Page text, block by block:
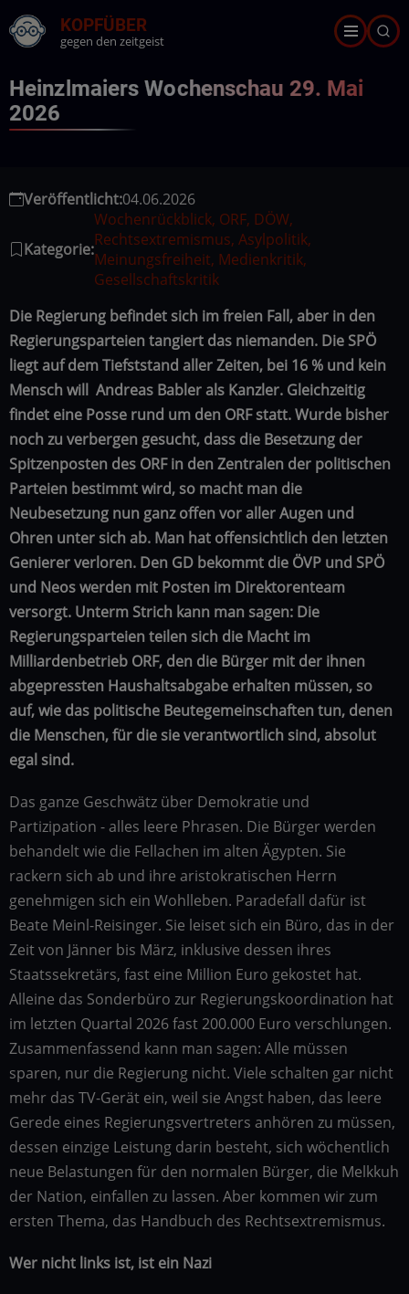
Direkt
zum
KOPFÜBER
gegen den zeitgeist
Heinzlmaiers Wochenschau 29. Mai
2026
Veröffentlicht:04.06.2026
Kategorie:
Wochenrückblick, ORF, DÖW,
Rechtsextremismus, Asylpolitik,
Meinungsfreiheit, Medienkritik,
Gesellschaftskritik
Die Regierung befindet sich im freien Fall, aber in den
Regierungsparteien tangiert das niemanden. Die SPÖ
liegt auf dem Tiefststand aller Zeiten, bei 16 % und kein
Mensch will Andreas Babler als Kanzler. Gleichzeitig
findet eine Posse rund um den ORF statt. Wurde bisher
noch zu verbergen gesucht, dass die Besetzung der
Spitzenposten des ORF in den Zentralen der politischen
Parteien bestimmt wird, so macht man die
Neubesetzung nun ganz offen vor aller Augen und
Ohren unter sich ab. Man hat offensichtlich den letzten
Genierer verloren. Den GD bekommt die ÖVP und SPÖ
und Neos werden mit Posten im Direktorenteam
versorgt. Unterm Strich kann man sagen: Die
Regierungsparteien teilen sich die Macht im
Milliardenbetrieb ORF, den die Bürger mit der ihnen
abgepressten Haushaltsabgabe erhalten müssen, so
auf, wie das politische Beutegemeinschaften tun, denen
die Menschen, für die sie verantwortlich sind, absolut
egal sind.
Das ganze Geschwätz über Demokratie und
Partizipation - alles leere Phrasen. Die Bürger werden
behandelt wie die Fellachen im alten Ägypten. Sie
rackern sich ab und ihre aristokratischen Herrn
genehmigen sich ein Wohlleben. Paradefall dafür ist
Beate Meinl-Reisinger. Sie leiset sich ein Büro, das in der
Zeit von Jänner bis März, inklusive dessen ihres
Staatssekretärs, fast eine Million Euro gekostet hat.
Alleine das Sonderbüro zur Regierungskoordination hat
im letzten Quartal 2026 fast 200.000 Euro verschlungen.
Zusammenfassend kann man sagen: Alle müssen
sparen, nur die Regierung nicht. Viele schalten gar nicht
mehr das TV-Gerät ein, weil sie Angst haben, das leere
Gerede eines Regierungsvertreters anhören zu müssen,
dessen einzige Leistung darin besteht, sich wöchentlich
neue Belastungen für den normalen Bürger, die Melkkuh
der Nation, einfallen zu lassen. Aber kommen wir zum
ersten Thema, das Handbuch des Rechtsextremismus.
Wer nicht links ist, ist ein Nazi